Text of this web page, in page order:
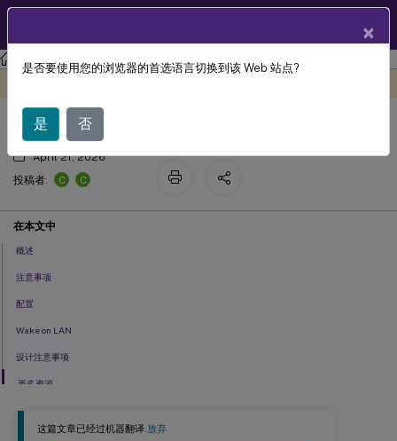
Linux 虚拟投递代理 Linux Virtual Delivery Agent 2107
这篇文章已经过机器翻译.放弃
远程电脑访问
April 21, 2026
投稿者:
C C
在本文中
概述
注意事项
配置
Wake on LAN
设计注意事项
更多资源
×
是否要使用您的浏览器的首选语言切换到该 Web 站点?
是 否